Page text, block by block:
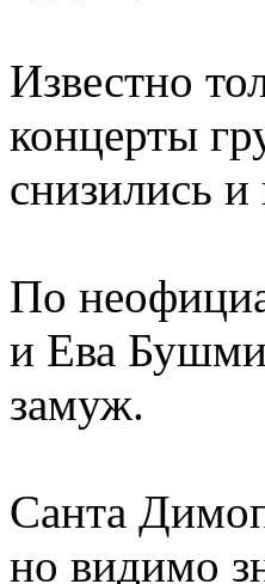
Известно
концерты
снизились
По
и Ева
замуж.
Санта
но видимо